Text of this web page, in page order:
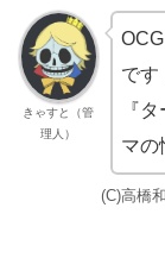
きゃすと（管
理人）
です
『
マの
(C)高橋和